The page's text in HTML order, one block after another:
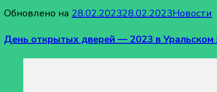
Обновлено на 28.02.202328.02.2023Новости
День открытых дверей — 2023 в